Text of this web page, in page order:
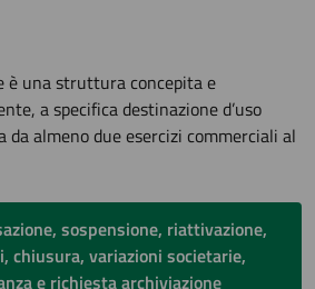
è una struttura concepita e
a specifica destinazione d’uso
almeno due esercizi commerciali al
sospensione, riattivazione,
chiusura, variazioni societarie,
e richiesta archiviazione